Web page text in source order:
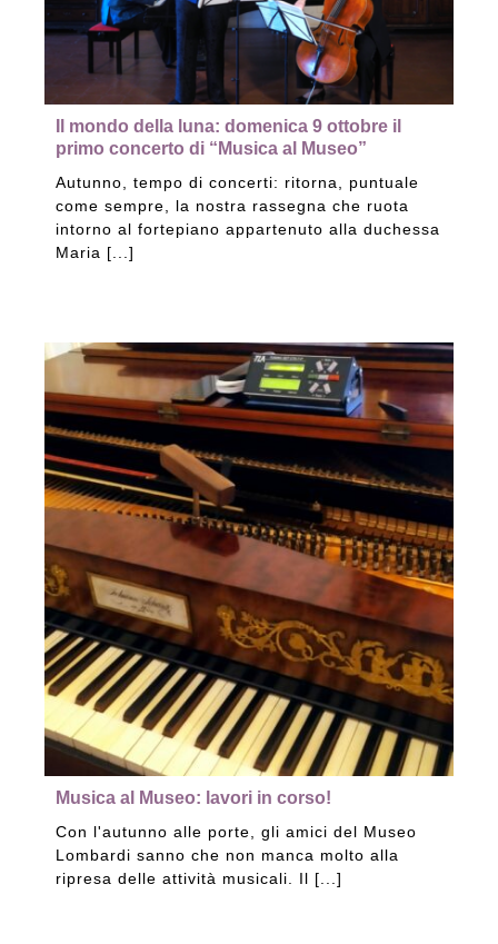
Il mondo della luna: domenica 9 ottobre il
primo concerto di “Musica al Museo”
Autunno, tempo di concerti: ritorna, puntuale
come sempre, la nostra rassegna che ruota
intorno al fortepiano appartenuto alla duchessa
Maria [...]
Musica al Museo: lavori in corso!
Con l'autunno alle porte, gli amici del Museo
Lombardi sanno che non manca molto alla
ripresa delle attività musicali. Il [...]